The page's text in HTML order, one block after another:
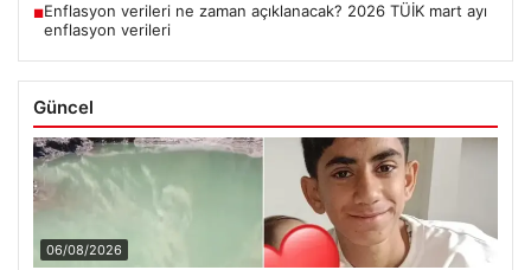
■Enflasyon verileri ne zaman açıklanacak? 2026 TÜİK mart ayı
enflasyon verileri
Güncel
06/08/2026